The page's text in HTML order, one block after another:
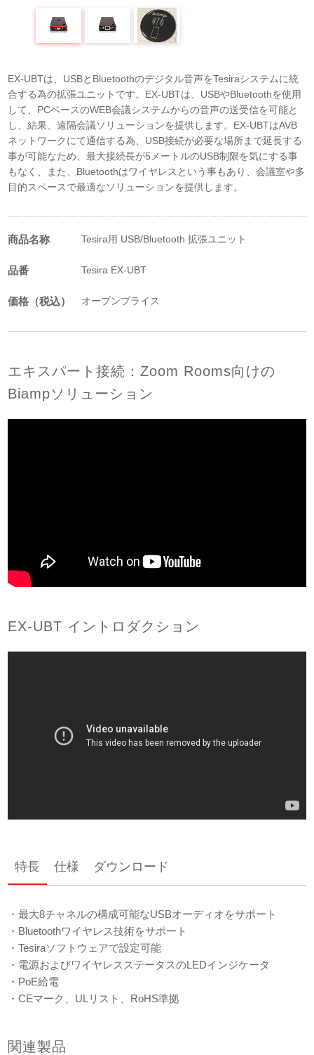
EX-UBTは、USBとBluetoothのデジタル音声をTesiraシステムに統
合する為の拡張ユニットです。EX-UBTは、USBやBluetoothを使用
して、PCベースのWEB会議システムからの音声の送受信を可能と
し、結果、遠隔会議ソリューションを提供します。EX-UBTはAVB
ネットワークにて通信する為、USB接続が必要な場所まで延長する
事が可能なため、最大接続長が5メートルのUSB制限を気にする事
もなく、また、Bluetoothはワイヤレスという事もあり、会議室や多
目的スペースで最適なソリューションを提供します。
商品名称 Tesira用 USB/Bluetooth 拡張ユニット
品番 Tesira EX-UBT
価格（税込） オープンプライス
エキスパート接続：Zoom Rooms向けの
Biampソリューション
EX-UBT イントロダクション
特長 仕様 ダウンロード
・最大8チャネルの構成可能なUSBオーディオをサポート
・Bluetoothワイヤレス技術をサポート
・Tesiraソフトウェアで設定可能
・電源およびワイヤレスステータスのLEDインジケータ
・PoE給電
・CEマーク、ULリスト、RoHS準拠
関連製品